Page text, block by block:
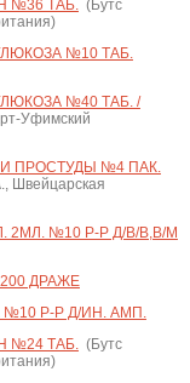
№36 ТАБ.(Бутс
№10 ТАБ.
№40 ТАБ. /
Уфимский
ПРОСТУДЫ №4 ПАК.
Швейцарская
2МЛ. №10 Р-Р Д/В/В,В/М
ДРАЖЕ
№10 Р-Р Д/ИН. АМП.
№24 ТАБ.(Бутс